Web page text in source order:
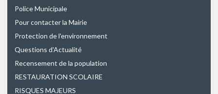
Police Municipale
Pour contacter la Mairie
Protection de l'environnement
Questions d'Actualité
Recensement de la population
RESTAURATION SCOLAIRE
RISQUES MAJEURS